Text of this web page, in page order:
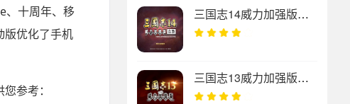
、十周年、移
版优化了手机
参考：
三国志14威力加强版套装数字豪华版 v1.0.10.0绿色版
三国志13威力加强版中文破解版 v1.0.4.0